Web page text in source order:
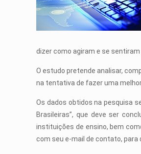
dizer como agiram e se
O estudo pretende analisar,
na tentativa de fazer uma
Os dados obtidos na pesquisa
Brasileiras”, que deve ser
instituições de ensino, bem
com seu e-mail de contato, para